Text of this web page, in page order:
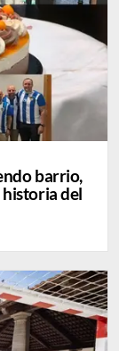
barrio,
del